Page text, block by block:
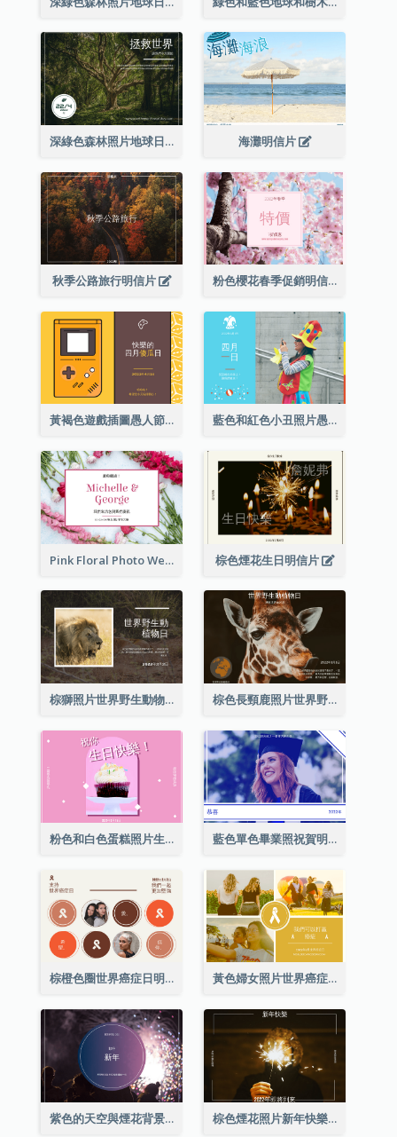
深綠色森林照片地球日明信片 海灘明信片
秋季公路旅行明信片 粉色櫻花春季促銷明信片
黃褐色遊戲插圖愚人節明信片 藍色和紅色小丑照片愚人節明信片
Pink Floral Photo Wedding Postcard 棕色煙花生日明信片
棕獅照片世界野生動物日明信片 棕色長頸鹿照片世界野生動物日明信片
粉色和白色蛋糕照片生日明信片 藍色單色畢業照祝賀明信片
棕橙色圈世界癌症日明信片 黃色婦女照片世界癌症日明信片
紫色的天空與煙花背景新年明信片 棕色煙花照片新年快樂明信片